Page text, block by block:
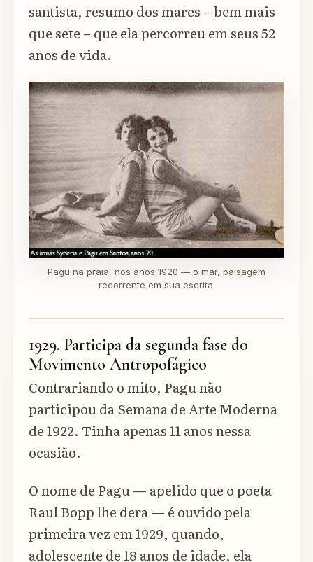
santista, resumo dos mares – bem mais
que sete – que ela percorreu em seus 52
anos de vida.
Pagu na praia, nos anos 1920 — o mar, paisagem
recorrente em sua escrita.
1929. Participa da segunda fase do
Movimento Antropofágico
Contrariando o mito, Pagu não
participou da Semana de Arte Moderna
de 1922. Tinha apenas 11 anos nessa
ocasião.
O nome de Pagu — apelido que o poeta
Raul Bopp lhe dera — é ouvido pela
primeira vez em 1929, quando,
adolescente de 18 anos de idade, ela